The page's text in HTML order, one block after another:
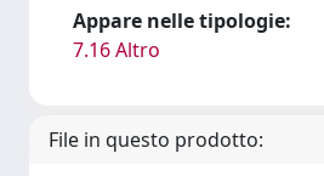
Appare nelle tipologie:
7.16 Altro
File in questo prodotto: